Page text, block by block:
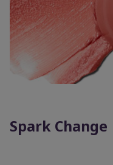
Spark Change